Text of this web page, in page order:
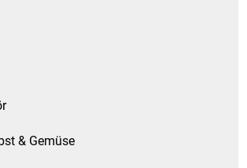
& Gemüse